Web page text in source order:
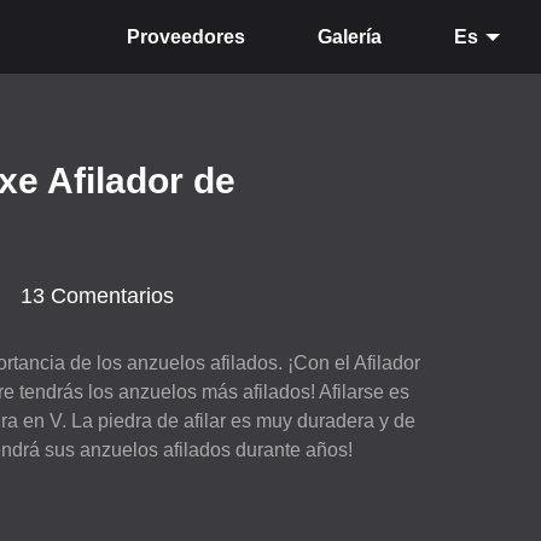
Proveedores Galería Es
Afilador de
13 Comentarios
de los anzuelos afilados. ¡Con el Afilador
tendrás los anzuelos más afilados! Afilarse es
en V. La piedra de afilar es muy duradera y de
sus anzuelos afilados durante años!